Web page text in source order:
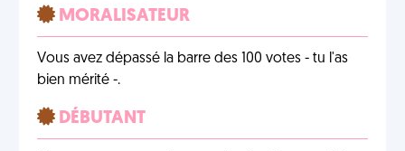
MORALISATEUR
Vous avez dépassé la barre des 100 votes - tu l'as
bien mérité -.
DÉBUTANT